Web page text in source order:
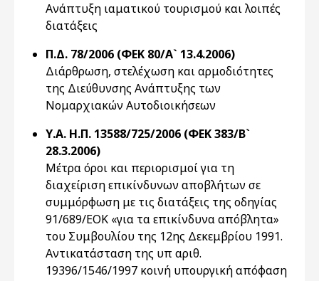
Ανάπτυξη ιαματικού τουρισμού και λοιπές
διατάξεις
Π.Δ. 78/2006 (ΦΕΚ 80/Α` 13.4.2006)
Διάρθρωση, στελέχωση και αρμοδιότητες
της Διεύθυνσης Ανάπτυξης των
Νομαρχιακών Αυτοδιοικήσεων
Υ.Α. Η.Π. 13588/725/2006 (ΦΕΚ 383/Β`
28.3.2006)
Μέτρα όροι και περιορισμοί για τη
διαχείριση επικίνδυνων αποβλήτων σε
συμμόρφωση με τις διατάξεις της οδηγίας
91/689/ΕΟΚ «για τα επικίνδυνα απόβλητα»
του Συμβουλίου της 12ης Δεκεμβρίου 1991.
Αντικατάσταση της υπ αριθ.
19396/1546/1997 κοινή υπουργική απόφαση